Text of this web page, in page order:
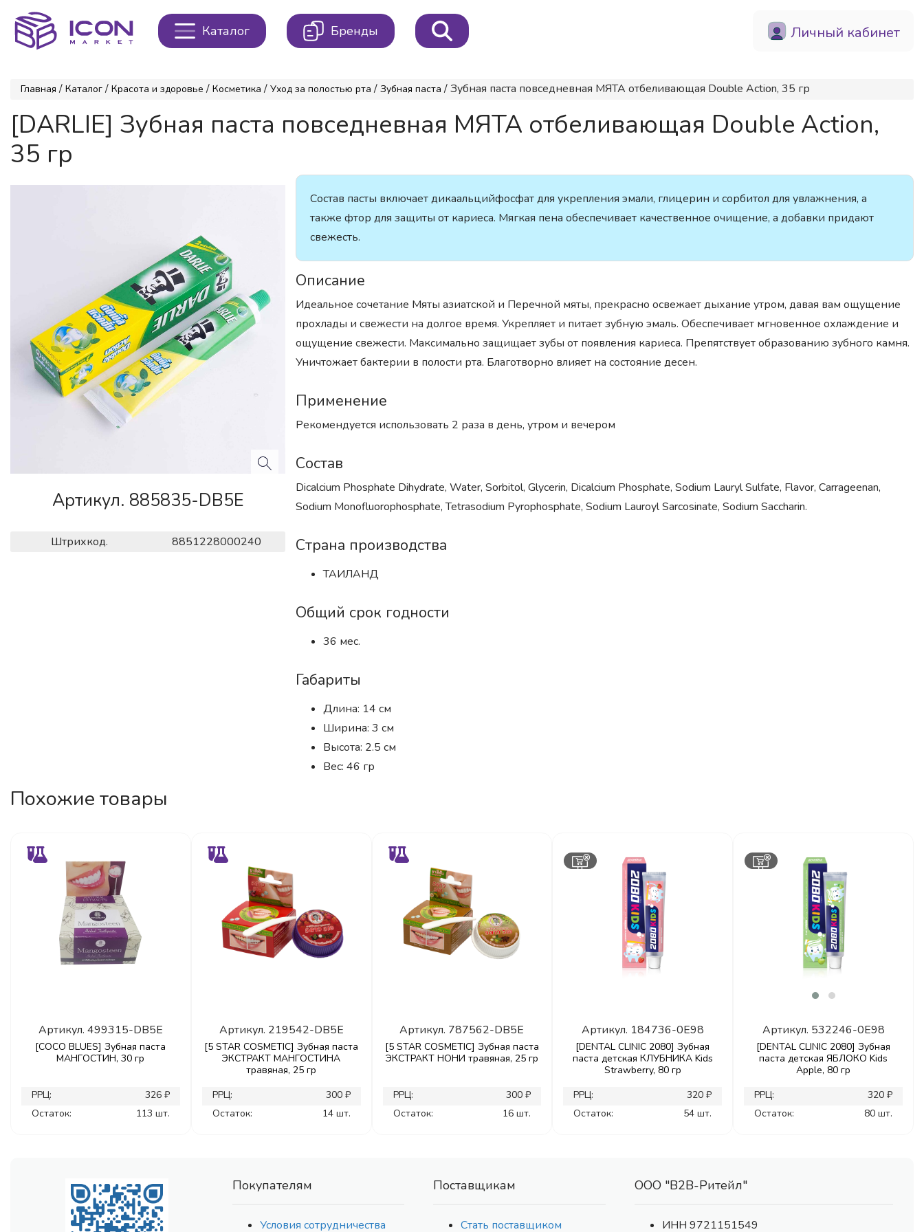
Каталог Бренды Личный кабинет
Главная / Каталог / Красота и здоровье / Косметика / Уход за полостью рта / Зубная паста / Зубная паста повседневная МЯТА отбеливающая Double Action, 35 гр
[DARLIE] Зубная паста повседневная МЯТА отбеливающая Double Action,
35 гр
Артикул. 885835-DB5E
Штрихкод. 8851228000240
Состав пасты включает дикаальцийфосфат для укрепления эмали, глицерин и сорбитол для увлажнения, а
также фтор для защиты от кариеса. Мягкая пена обеспечивает качественное очищение, а добавки придают
свежесть.
Описание
Идеальное сочетание Мяты азиатской и Перечной мяты, прекрасно освежает дыхание утром, давая вам ощущение
прохлады и свежести на долгое время. Укрепляет и питает зубную эмаль. Обеспечивает мгновенное охлаждение и
ощущение свежести. Максимально защищает зубы от появления кариеса. Препятствует образованию зубного камня.
Уничтожает бактерии в полости рта. Благотворно влияет на состояние десен.
Применение
Рекомендуется использовать 2 раза в день, утром и вечером
Состав
Dicalcium Phosphate Dihydrate, Water, Sorbitol, Glycerin, Dicalcium Phosphate, Sodium Lauryl Sulfate, Flavor, Carrageenan,
Sodium Monofluorophosphate, Tetrasodium Pyrophosphate, Sodium Lauroyl Sarcosinate, Sodium Saccharin.
Страна производства
ТАИЛАНД
Общий срок годности
36 мес.
Габариты
Длина: 14 см
Ширина: 3 см
Высота: 2.5 см
Вес: 46 гр
Похожие товары
Артикул. 499315-DB5E
[COCO BLUES] Зубная паста
МАНГОСТИН, 30 гр
РРЦ:
326 ₽
Остаток:
113 шт.
Артикул. 219542-DB5E
[5 STAR COSMETIC] Зубная паста
ЭКСТРАКТ МАНГОСТИНА
травяная, 25 гр
РРЦ:
300 ₽
Остаток:
14 шт.
Артикул. 787562-DB5E
[5 STAR COSMETIC] Зубная паста
ЭКСТРАКТ НОНИ травяная, 25 гр
РРЦ:
300 ₽
Остаток:
16 шт.
Артикул. 184736-0E98
[DENTAL CLINIC 2080] Зубная
паста детская КЛУБНИКА Kids
Strawberry, 80 гр
РРЦ:
320 ₽
Остаток:
54 шт.
Артикул. 532246-0E98
[DENTAL CLINIC 2080] Зубная
паста детская ЯБЛОКО Kids
Apple, 80 гр
РРЦ:
320 ₽
Остаток:
80 шт.
Покупателям
Условия сотрудничества
Поставщикам
Стать поставщиком
ООО "В2В-Ритейл"
ИНН 9721151549